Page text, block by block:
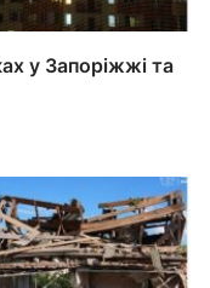
у Запоріжжі та